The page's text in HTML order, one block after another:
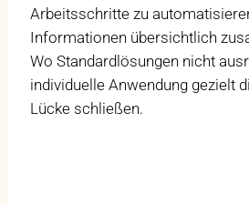
Arbeitsschritte zu
Informationen übersichtlich
Wo Standardlösungen nicht
individuelle Anwendung gezielt
Lücke schließen.